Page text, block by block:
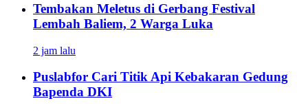
Tembakan Meletus di Gerbang Festival
Lembah Baliem, 2 Warga Luka
2 jam lalu
Puslabfor Cari Titik Api Kebakaran Gedung
Bapenda DKI